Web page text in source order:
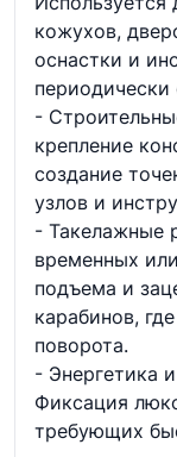
кожухов,
оснастки и
-
крепление
создание
узлов и
- Такелажные
временных
подъема и
карабинов,
поворота.
- Энергетика
Фиксация
требующих